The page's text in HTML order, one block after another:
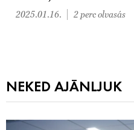
2025.01.16. 2 perc olvasás
NEKED AJÁNLJUK